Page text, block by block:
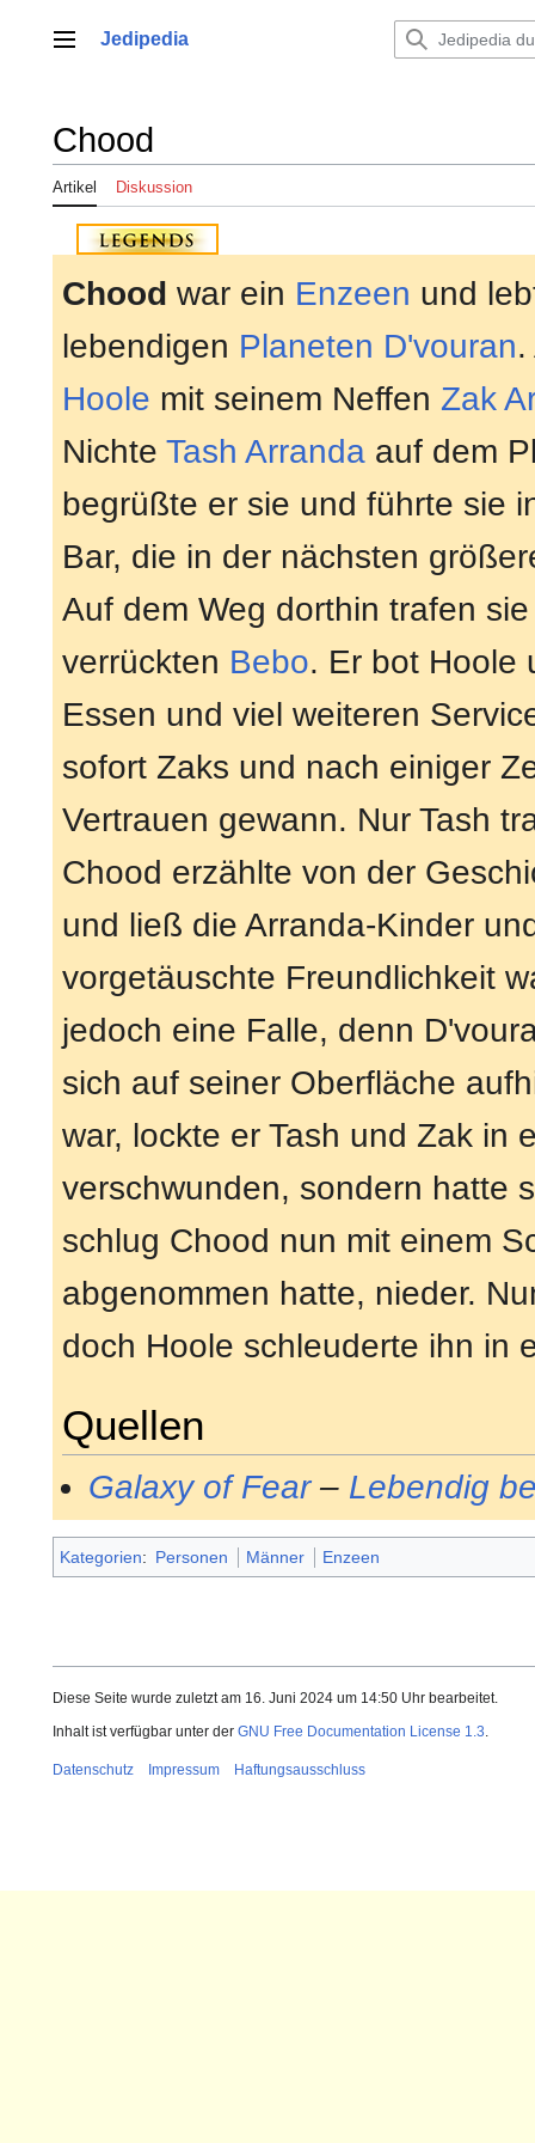
springenHauptmenü
Jedipedia
Chood
Artikel Diskussion
Chood war ein Enzeen und
lebendigen Planeten D'vouran
Hoole mit seinem Neffen Zak
Nichte Tash Arranda auf dem
begrüßte er sie und führte sie
Bar, die in der nächsten
Auf dem Weg dorthin trafen
verrückten Bebo. Er bot Hoole
Essen und viel weiteren
sofort Zaks und nach einiger
Vertrauen gewann. Nur Tash
Chood erzählte von der
und ließ die Arranda-Kinder
vorgetäuschte Freundlichkeit
jedoch eine Falle, denn
sich auf seiner Oberfläche
war, lockte er Tash und Zak in
verschwunden, sondern hatte
schlug Chood nun mit einem
abgenommen hatte, nieder.
doch Hoole schleuderte ihn in
Quellen
Galaxy of Fear– Lebendig
Kategorien: Personen Männer Enzeen
Diese Seite wurde zuletzt am 16. Juni 2024 um 14:50 Uhr bearbeitet.
Inhalt ist verfügbar unter der GNU Free Documentation License 1.3.
Datenschutz Impressum Haftungsausschluss